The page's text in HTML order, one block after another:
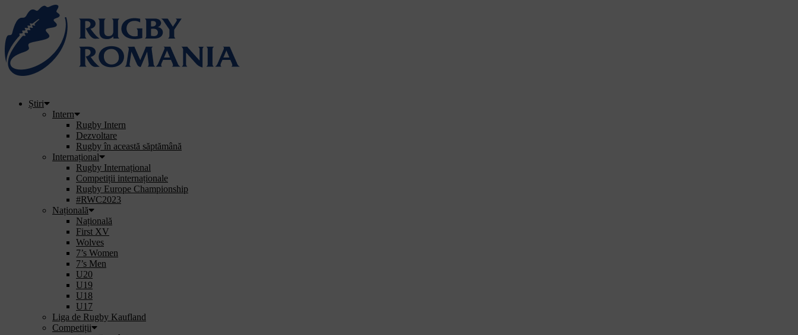
Știri
Intern
Rugby Intern
Dezvoltare
Rugby în această săptămână
Internațional
Rugby Internațional
Competiții internaționale
Rugby Europe Championship
#RWC2023
Națională
Națională
First XV
Wolves
7’s Women
7’s Men
U20
U19
U18
U17
Liga de Rugby Kaufland
Competiții